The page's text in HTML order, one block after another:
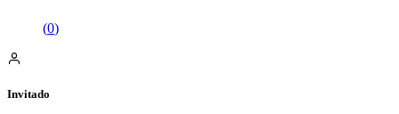
(0)
Invitado